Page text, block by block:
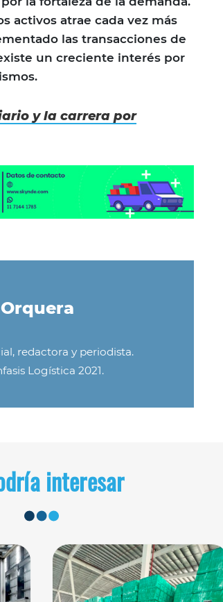
activos atrae cada vez más
las transacciones de
un creciente interés por
y la carrera por
redactora y periodista.
Logística 2021.
interesar